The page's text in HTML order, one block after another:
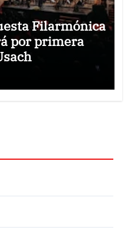
Filarmónica
por primera